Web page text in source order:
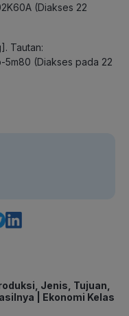
(Diakses 22
Tautan:
(Diakses pada 22
Jenis, Tujuan,
| Ekonomi Kelas